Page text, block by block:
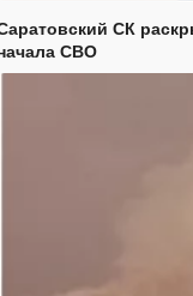
СК
СВО